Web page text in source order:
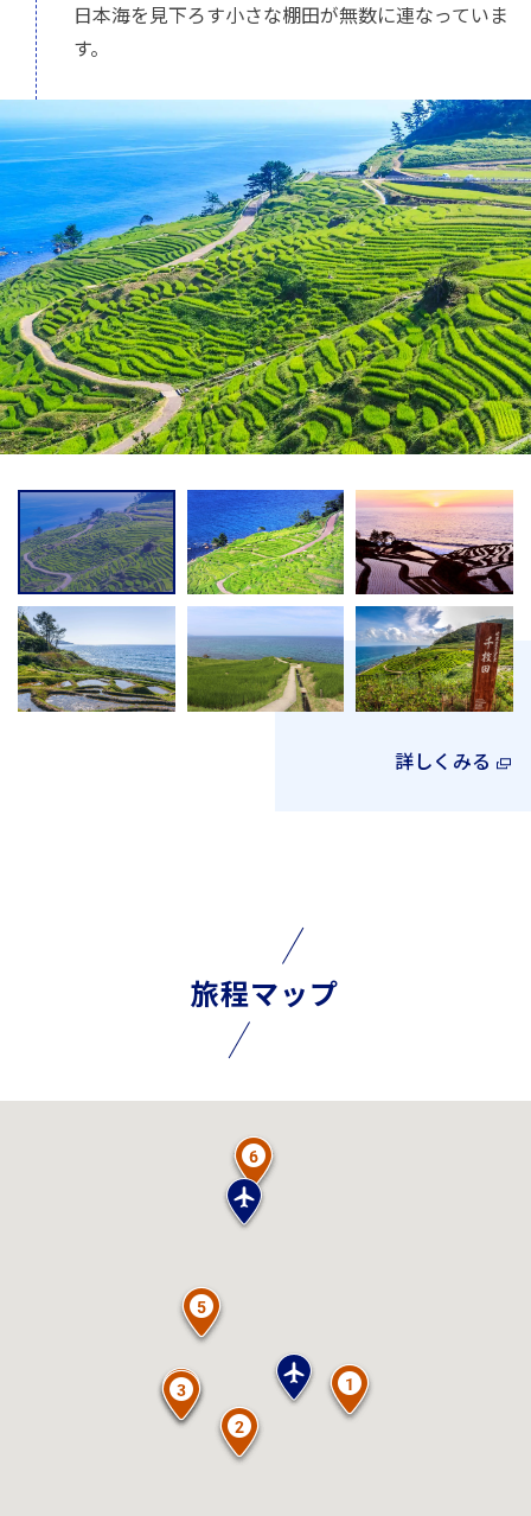
日本海を見下ろす小さな棚田が無数に連なっていま
す。
詳しくみる
旅程マップ